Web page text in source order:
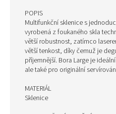
POPIS
Multifunkční sklenice s
vyrobená z foukaného skla
větší robustnost, zatímco
větší tenkost, díky čemuž je
příjemnější. Bora Large je
ale také pro originální
MATERIÁL
Sklenice